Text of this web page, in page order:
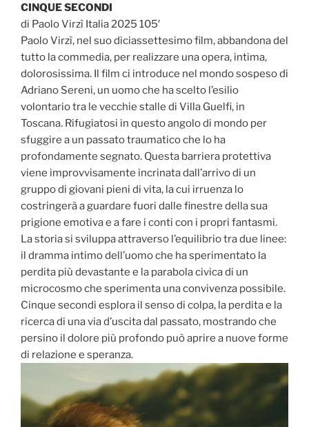
CINQUE SECONDI
di Paolo Virzì Italia 2025 105′
Paolo Virzì, nel suo diciassettesimo film, abbandona del
tutto la commedia, per realizzare una opera, intima,
dolorosissima. Il film ci introduce nel mondo sospeso di
Adriano Sereni, un uomo che ha scelto l’esilio
volontario tra le vecchie stalle di Villa Guelfi, in
Toscana. Rifugiatosi in questo angolo di mondo per
sfuggire a un passato traumatico che lo ha
profondamente segnato. Questa barriera protettiva
viene improvvisamente incrinata dall’arrivo di un
gruppo di giovani pieni di vita, la cui irruenza lo
costringerà a guardare fuori dalle finestre della sua
prigione emotiva e a fare i conti con i propri fantasmi.
La storia si sviluppa attraverso l’equilibrio tra due linee:
il dramma intimo dell’uomo che ha sperimentato la
perdita più devastante e la parabola civica di un
microcosmo che sperimenta una convivenza possibile.
Cinque secondi esplora il senso di colpa, la perdita e la
ricerca di una via d’uscita dal passato, mostrando che
persino il dolore più profondo può aprire a nuove forme
di relazione e speranza.